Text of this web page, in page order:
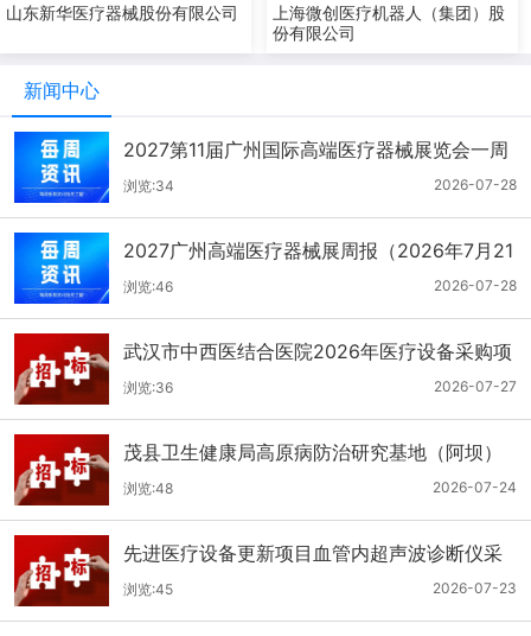
山东新华医疗器械股份有限公司
上海微创医疗机器人（集团）股
份有限公司
新闻中心
2027第11届广州国际高端医疗器械展览会一周
报（7.22-7.28）
2026-07-28
浏览:34
2027广州高端医疗器械展周报（2026年7月21
-27日）
2026-07-28
浏览:46
武汉市中西医结合医院2026年医疗设备采购项
目三十三公开招标公告
2026-07-27
浏览:36
茂县卫生健康局高原病防治研究基地（阿坝）
手术、急救及生命支持类医疗设备购置项目招
标公告
2026-07-24
浏览:48
先进医疗设备更新项目血管内超声波诊断仪采
购（三次）公开招标公告
2026-07-23
浏览:45